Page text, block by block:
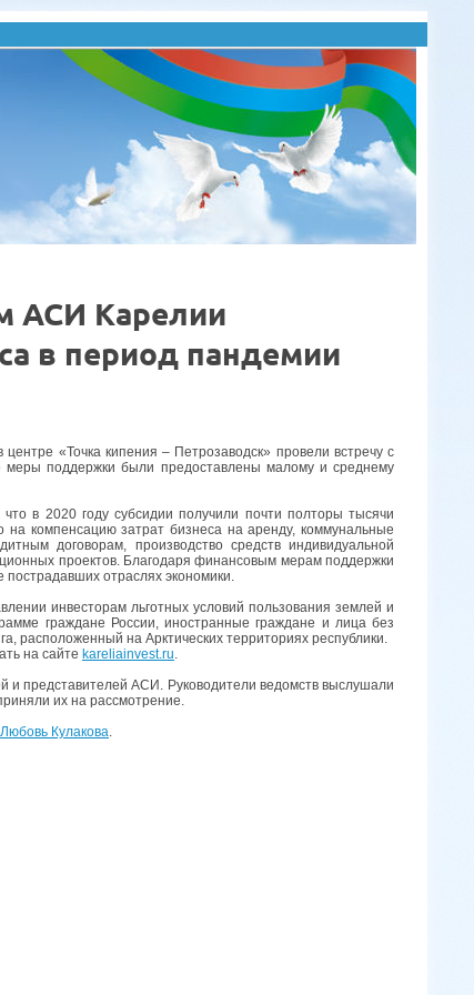
АСИ Карелии
в период пандемии
«Точка кипения – Петрозаводск» провели встречу с
меры поддержки были предоставлены малому и среднему
в 2020 году субсидии получили почти полторы тысячи
компенсацию затрат бизнеса на аренду, коммунальные
договорам, производство средств индивидуальной
проектов. Благодаря финансовым мерам поддержки
отраслях экономики.
инвесторам льготных условий пользования землей и
граждане России, иностранные граждане и лица без
расположенный на Арктических территориях республики.
на сайте kareliainvest.ru.
представителей АСИ. Руководители ведомств выслушали
их на рассмотрение.
Любовь Кулакова.